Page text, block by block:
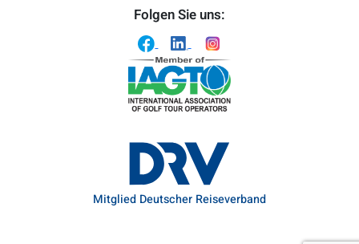
Folgen Sie uns:
Mitglied Deutscher Reiseverband